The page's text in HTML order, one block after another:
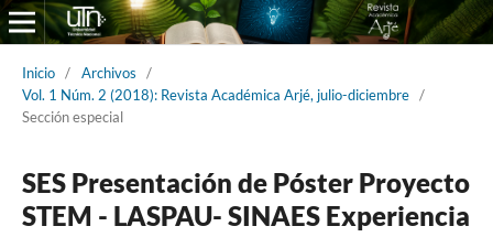
Inicio / Archivos
/
Vol. 1 Núm. 2 (2018): Revista Académica Arjé, julio-diciembre /
Sección especial
SES Presentación de Póster Proyecto
STEM - LASPAU- SINAES Experiencia